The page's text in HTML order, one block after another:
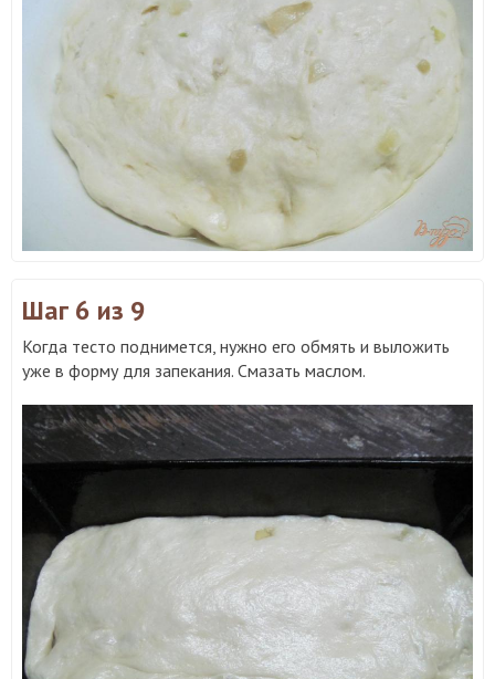
Шаг 6 из 9
Когда тесто поднимется, нужно его обмять и выложить
уже в форму для запекания. Смазать маслом.